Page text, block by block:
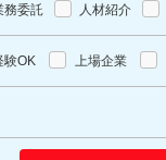
務委託 人材紹介
験OK 上場企業